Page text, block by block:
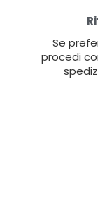
Se
procedi